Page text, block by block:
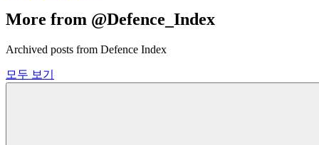
More from @Defence_Index
Archived posts from Defence Index
모두 보기